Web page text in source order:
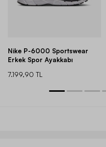
Nike P-6000 Sportswear
Erkek Spor Ayakkabı
7.199,90 TL